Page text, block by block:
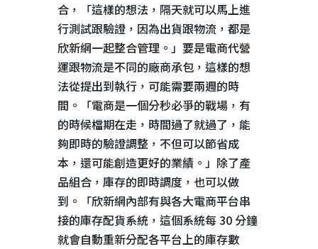
合，「這樣的想法，隔天就可以馬上進
行測試跟驗證，因為出貨跟物流，都是
欣新網一起整合管理。」要是電商代營
運跟物流是不同的廠商承包，這樣的想
法從提出到執行，可能需要兩週的時
間。「電商是一個分秒必爭的戰場，有
的時候檔期在走，時間過了就過了，能
夠即時的驗證調整，不但可以節省成
本，還可能創造更好的業績。」除了產
品組合，庫存的即時調度，也可以做
到。「欣新網內部有與各大電商平台串
接的庫存配貨系統，這個系統每30分鐘
就會自動重新分配各平台上的庫存數